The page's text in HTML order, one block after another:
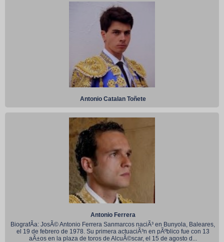
Antonio Catalan Toñete
Antonio Ferrera
BiografÃ­a: JosÃ© Antonio Ferrera Sanmarcos naciÃ³ en Bunyola, Baleares,
el 19 de febrero de 1978. Su primera actuaciÃ³n en pÃºblico fue con 13
aÃ±os en la plaza de toros de AlcuÃ©scar, el 15 de agosto d...